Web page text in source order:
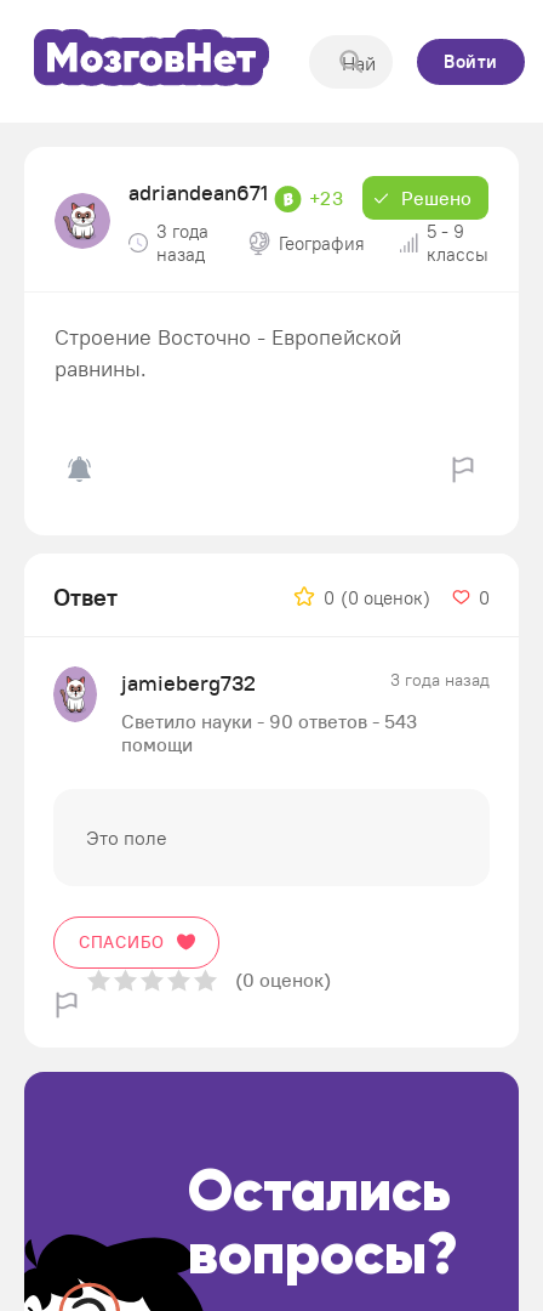
Войти
adriandean671 +23 Решено
3 года
назад
География
5 - 9
классы
Строение Восточно - Европейской
равнины.
Ответ 0 (0 оценок) 0
jamieberg732 3 года назад
Светило науки - 90 ответов - 543
помощи
Это поле
СПАСИБО
(0 оценок)
Остались
вопросы?